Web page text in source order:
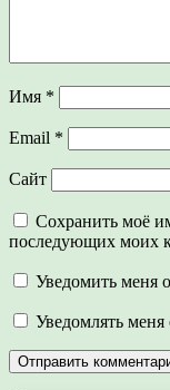
Имя *
Email *
Сайт
Сохранить моё
последующих моих
Уведомить меня
Уведомлять